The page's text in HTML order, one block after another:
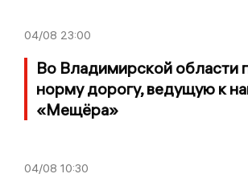
04/08 23:00
Во Владимирской области
норму дорогу, ведущую к
«Мещёра»
04/08 10:30